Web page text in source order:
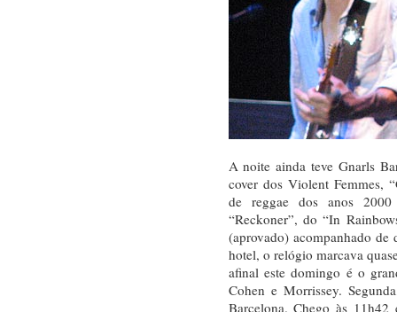
A noite ainda teve Gnarls
cover dos Violent Femmes,
de reggae dos anos
“Reckoner”, do “In
(aprovado) acompanhado
hotel, o relógio marcava
afinal este domingo é o
Cohen e Morrissey.
Barcelona. Chego às